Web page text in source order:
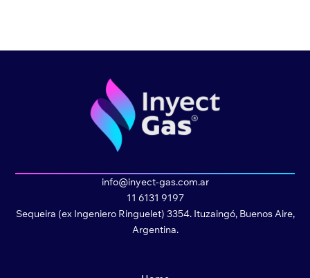
info@inyect-gas.com.ar
11 6131 9197
Sequeira (ex Ingeniero Ringuelet) 3354. Ituzaingó, Buenos Aire,
Argentina.